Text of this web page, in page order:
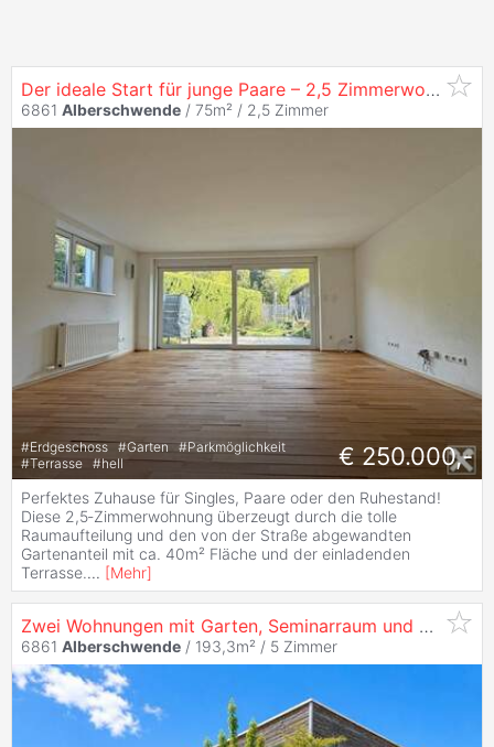
Der ideale Start für junge Paare – 2,5 Zimmerwohnung mit Garten
6861 Alberschwende / 75m² / 2,5 Zimmer
#Erdgeschoss #Garten #Parkmöglichkeit
#Terrasse #hell € 250.000,-
Perfektes Zuhause für Singles, Paare oder den Ruhestand!
Diese 2,5‑Zimmerwohnung überzeugt durch die tolle
Raumaufteilung und den von der Straße abgewandten
Gartenanteil mit ca. 40m² Fläche und der einladenden
Terrasse.... [Mehr]
Zwei Wohnungen mit Garten, Seminarraum und vielseitigem Nutzungspotenzial
6861 Alberschwende / 193,3m² / 5 Zimmer